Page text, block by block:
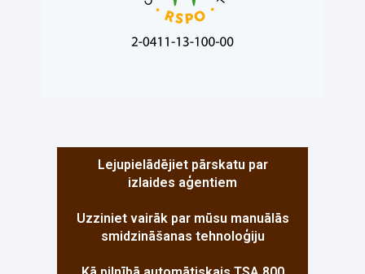
Lejupielādējiet pārskatu par
izlaides aģentiem
Uzziniet vairāk par mūsu manuālās
smidzināšanas tehnoloģiju